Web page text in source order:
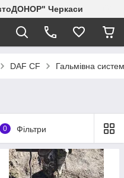
Черкаси
DAF CF Гальмівна
0 Фільтри